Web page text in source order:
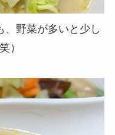
、野菜が多いと少し
）